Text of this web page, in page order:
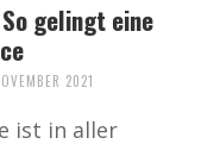
gelingt eine
2021
ist in aller